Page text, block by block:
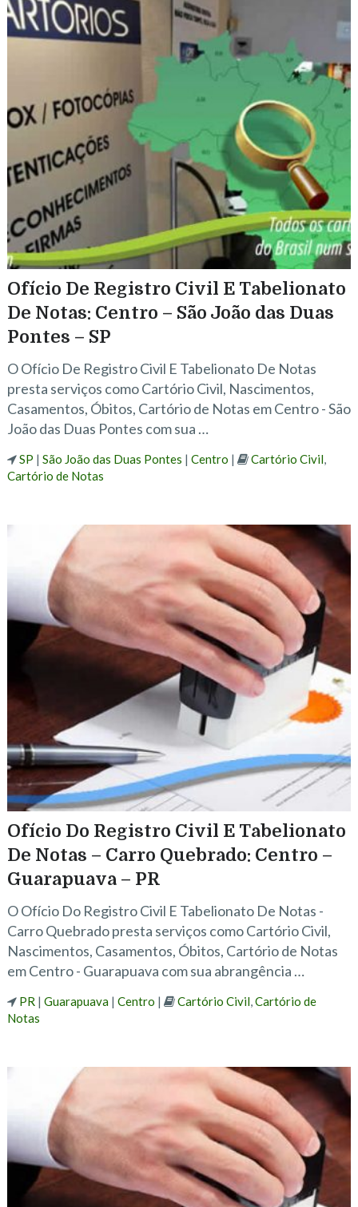
Ofício De Registro Civil E Tabelionato
De Notas: Centro – São João das Duas
Pontes – SP
O Ofício De Registro Civil E Tabelionato De Notas
presta serviços como Cartório Civil, Nascimentos,
Casamentos, Óbitos, Cartório de Notas em Centro - São
João das Duas Pontes com sua …
SP | São João das Duas Pontes | Centro | Cartório Civil,
Cartório de Notas
Ofício Do Registro Civil E Tabelionato
De Notas – Carro Quebrado: Centro –
Guarapuava – PR
O Ofício Do Registro Civil E Tabelionato De Notas -
Carro Quebrado presta serviços como Cartório Civil,
Nascimentos, Casamentos, Óbitos, Cartório de Notas
em Centro - Guarapuava com sua abrangência …
PR | Guarapuava| Centro | Cartório Civil,Cartório de
Notas